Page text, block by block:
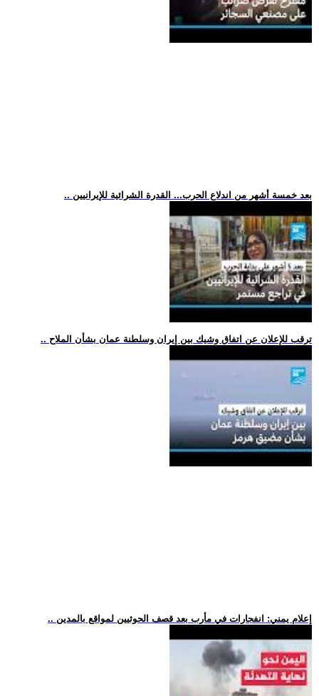
.. بعد خمسة أشهر من اندلاع الحرب... القدرة الشرائية للإيرانيين
.. ترقب للإعلان عن اتفاق وشيك بين إيران وسلطنة عمان بشأن الملاح
.. إعلام يمني: انفجارات في مأرب بعد قصف الحوثيين لمواقع بالمدين